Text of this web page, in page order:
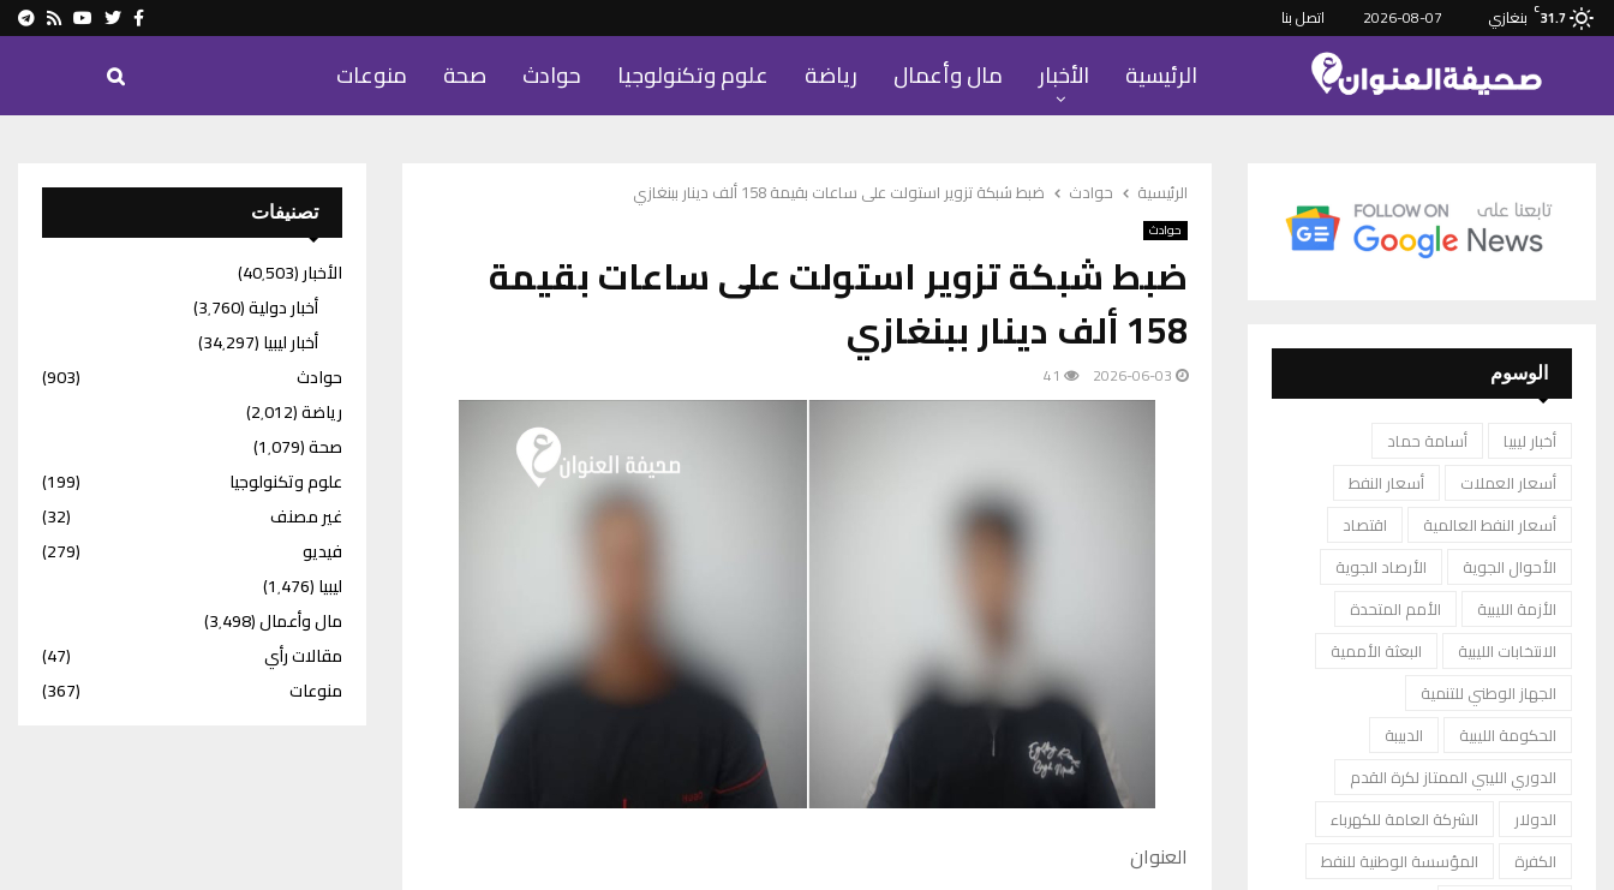
31.7
C بنغازي 2026-08-07 اتصل بنا Facebook
Twitter
Youtube
Rss
الرئيسية الأخبار مال وأعمال رياضة علوم وتكنولوجيا حوادث صحة منوعات
الرئيسية حوادث ضبط شبكة تزوير استولت على ساعات بقيمة 158 ألف دينار ببنغازي
حوادث
ضبط شبكة تزوير استولت على ساعات بقيمة
158 ألف دينار ببنغازي
2026-06-03
41
العنوان
الوسوم
أخبار ليبيا
أسامة حماد
أسعار العملات
أسعار النفط
أسعار النفط العالمية
اقتصاد
الأحوال الجوية
الأرصاد الجوية
الأزمة الليبية
الأمم المتحدة
الانتخابات الليبية
البعثة الأممية
الجهاز الوطني للتنمية
الحكومة الليبية
الدبيبة
الدوري الليبي الممتاز لكرة القدم
الدولار
الشركة العامة للكهرباء
الكفرة
المؤسسة الوطنية للنفط
تصنيفات
الأخبار(40٬503)
أخبار دولية(3٬760)
أخبار ليبيا(34٬297)
حوادث
(903)
رياضة(2٬012)
صحة(1٬079)
علوم وتكنولوجيا
(199)
غير مصنف
(32)
فيديو
(279)
ليبيا(1٬476)
مال وأعمال(3٬498)
مقالات رأي
(47)
منوعات
(367)